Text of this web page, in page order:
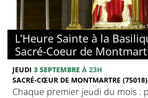
© Basilique du
L’Heure Sainte à la
Sacré-Coeur de
JEUDI 3 SEPTEMBRE À 23H
SACRÉ-CŒUR DE MONTMARTRE (75018)
Chaque premier jeudi du mois :